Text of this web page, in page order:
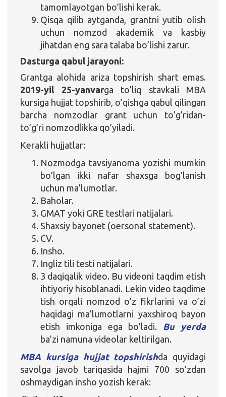
tamomlayotgan bo’lishi kerak.
Qisqa qilib aytganda, grantni yutib olish
uchun nomzod akademik va kasbiy
jihatdan eng sara talaba bo’lishi zarur.
Dasturga qabul jarayoni:
Grantga alohida ariza topshirish shart emas.
2019-yil 25-yanvarga to’liq stavkali MBA
kursiga hujjat topshirib, o’qishga qabul qilingan
barcha nomzodlar grant uchun to’g’ridan-
to’g’ri nomzodlikka qo’yiladi.
Kerakli hujjatlar:
Nozmodga tavsiyanoma yozishi mumkin
bo’lgan ikki nafar shaxsga bog’lanish
uchun ma’lumotlar.
Baholar.
GMAT yoki GRE testlari natijalari.
Shaxsiy bayonet (oersonal statement).
CV.
Insho.
Ingliz tili testi natijalari.
3 daqiqalik video. Bu videoni taqdim etish
ihtiyoriy hisoblanadi. Lekin video taqdime
tish orqali nomzod o’z fikrlarini va o’zi
haqidagi ma’lumotlarni yaxshiroq bayon
etish imkoniga ega bo’ladi. Bu yerda
ba’zi namuna videolar keltirilgan.
MBA kursiga hujjat topshirishda quyidagi
savolga javob tariqasida hajmi 700 so’zdan
oshmaydigan insho yozish kerak: